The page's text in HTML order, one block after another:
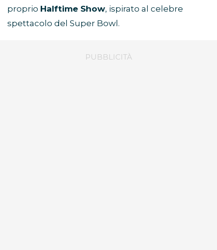
proprio Halftime Show, ispirato al celebre
spettacolo del Super Bowl.